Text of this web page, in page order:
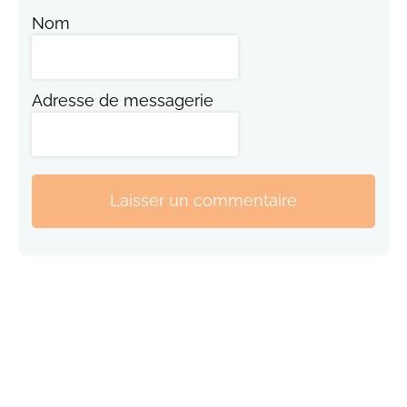
Nom
Adresse de messagerie
Laisser un commentaire